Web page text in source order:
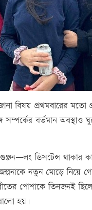
বিষয় প্রথমবারের মতো
সম্পর্কের বর্তমান
ডিসটেন্স থাকার
নতুন মোড়ে নিয়ে
পোশাকে তিনজনই
হয়।